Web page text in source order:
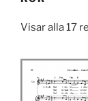
Visar alla 17